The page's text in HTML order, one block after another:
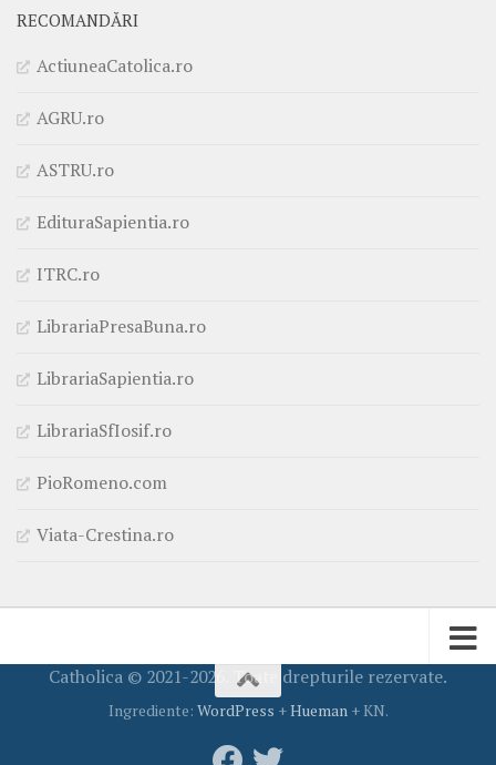
RECOMANDĂRI
ActiuneaCatolica.ro
AGRU.ro
ASTRU.ro
EdituraSapientia.ro
ITRC.ro
LibrariaPresaBuna.ro
LibrariaSapientia.ro
LibrariaSfIosif.ro
PioRomeno.com
Viata-Crestina.ro
Catholica © 2021-2026. Toate drepturile rezervate.
Ingrediente: WordPress +Hueman+ KN.